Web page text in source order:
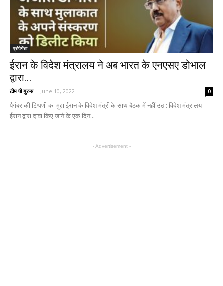
प्रोपेगेंडा
ईरान के विदेश मंत्रालय ने अब भारत के एनएसए डोभाल
द्वारा...
टीम पी गुरुस - June 10, 2022 0
पैगंबर की टिप्पणी का मुद्दा ईरान के विदेश मंत्री के साथ बैठक में नहीं उठा: विदेश मंत्रालय
ईरान द्वारा दावा किए जाने के एक दिन...
- Advertisement -